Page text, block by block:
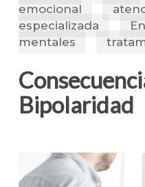
emocional
especializada
mentales
Bipolaridad